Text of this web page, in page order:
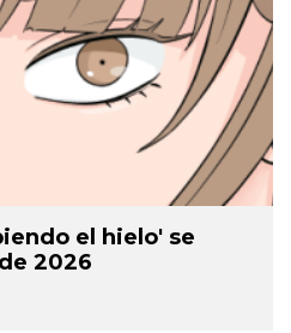
el hielo' se
2026